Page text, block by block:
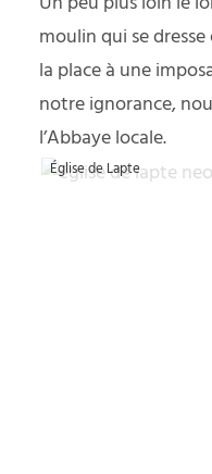
moulin qui se
la place à une
notre ignorance,
l’Abbaye locale.
Église de Lapte